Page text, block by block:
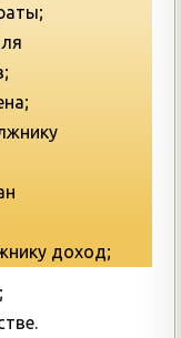
доход;